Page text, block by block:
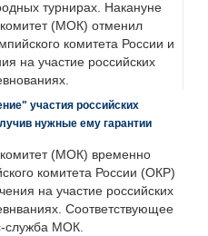
турнирах. Накануне
(МОК) отменил
комитета России и
на участие российских
участия российских
нужные ему гарантии
(МОК) временно
комитета России (ОКР)
на участие российских
Соответствующее
служба МОК.